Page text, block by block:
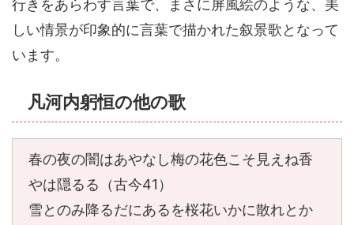
行きをあらわす言葉で、まさに屏風絵のような、美
しい情景が印象的に言葉で描かれた叙景歌となって
います。
凡河内躬恒の他の歌
春の夜の闇はあやなし梅の花色こそ見えね香
やは隠るる（古今41）
雪とのみ降るだにあるを桜花いかに散れとか